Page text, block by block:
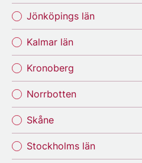
Jönköpings län
Kalmar län
Kronoberg
Norrbotten
Skåne
Stockholms län